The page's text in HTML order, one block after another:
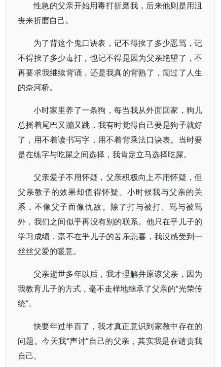
性急的父亲开始用毒打折磨我，后来他则是用沮
丧来折磨自己。
为了背这个鬼口诀表，记不得挨了多少恶骂，记
不得挨了多少毒打，也记不得是因为父亲绝望了，不
再要求我继续背诵，还是我真的背熟了，闯过了人生
的奈河桥。
小时家里养了一条狗，每当我从外面回家，狗儿
总摇着尾巴又蹦又跳，我有时觉得自己要是狗子就好
了，用不着读书写字，用不着背乘法口诀表。当时要
是在练字与吃屎之间选择，我肯定立马选择吃屎。
父亲爱子不用怀疑，父亲积极向上不用怀疑，但
父亲教子的效果却值得怀疑。小时候我与父亲的关
系，不像父子而像仇敌。除了打与被打、骂与被骂
外，我们之间似乎再没有别的联系。他只在乎儿子的
学习成绩，毫不在乎儿子的苦乐悲喜，我没感受到一
丝丝父爱的暖意。
父亲逝世多年以后，我才理解并原谅父亲，因为
我教育儿子的方式，毫不走样地继承了父亲的“光荣传
统”。
快要年过半百了，我才真正意识到家教中存在的
问题。今天我“声讨”自己的父亲，其实我是在谴责我
自己。